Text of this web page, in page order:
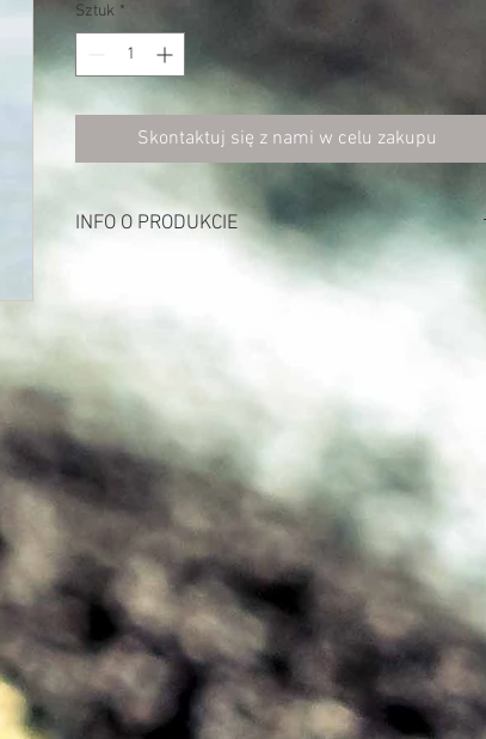
Sztuk *
Skontaktuj się z nami w celu zakupu
INFO O PRODUKCIE